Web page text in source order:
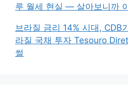
루 월세 현실 — 살아보니까
브라질 금리 14% 시대, CDB
라질 국채 투자 Tesouro
썰